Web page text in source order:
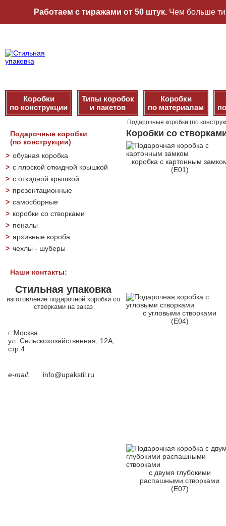
Работаем с тиражами от 50 штук. Чем больше
Коробки
по конструкции
Типы коробок
и пакетов
Коробки
по материалам
Подарочные коробки (по
Подарочные коробки
(по конструкции)
> обувная коробка
> с плоской откидной крышкой
> с откидной крышкой
> презентационные
> самосборные
> коробки со створками
> пеналы
> архивные короба
> чехлы - шуберы
Наши контакты:
Стильная упаковка
изготовление подарочной коробки со
створками на заказ
г. Москва
ул. Сельскохозяйственная, 12А,
стр.4
e-mail: info@upakstil.ru
Коробки со
коробка с картонным
(Е01)
с угловыми створками
(Е04)
с двумя глубокими
распашными створками
(Е07)